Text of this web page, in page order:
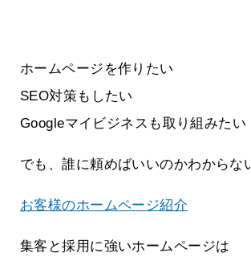
ホームページを作りたい
SEO対策もしたい
Googleマイビジネスも取り組みたい
でも、誰に頼めばいいのかわからな
お客様のホームページ紹介
集客と採用に強いホームページは